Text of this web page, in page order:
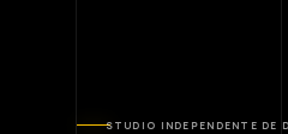
STUDIO INDEPENDENTE DE